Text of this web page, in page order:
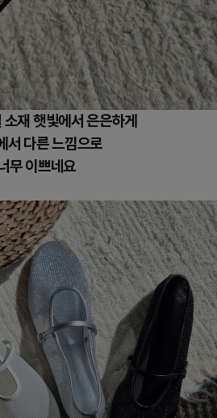
재 햇빛에서 은은하게
서 다른 느낌으로
무 이쁘네요